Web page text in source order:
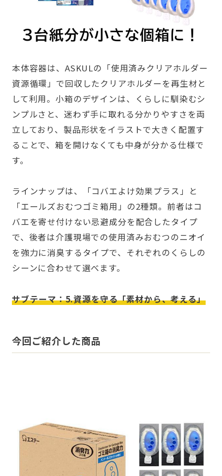
本体容器は、ASKULの 「使用済みクリアホルダー
資源循環」 で回収したクリアホルダーを再生材と
して利用。小箱のデザインは、くらしに馴染むシ
ンプルさと、迷わず手に取れる分かりやすさを両
立しており、製品形状をイラストで大きく配置す
ることで、箱を開けなくても中身が分かる仕様で
す。
ラインナップは、「コバエよけ効果プラス」と
「エールズおむつゴミ箱用」の2種類。前者はコ
バエを寄せ付けない忌避成分を配合したタイプ
で、後者は介護現場での使用済みおむつのニオイ
を強力に消臭するタイプで、それぞれのくらしの
シーンに合わせて選べます。
サブテーマ：5.資源を守る「素材から、考える」
今回ご紹介した商品